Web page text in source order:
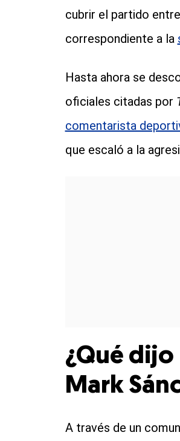
cubrir el partido
correspondiente a la
Hasta ahora se
oficiales citadas por
comentarista
que escaló a la
¿Qué dijo
Mark
A través de un